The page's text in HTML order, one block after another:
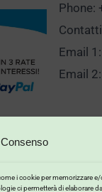
i cookie per memorizzare e/
ci permetterà di elaborare
Phone:
Email 1:
Email 2:
Clicca